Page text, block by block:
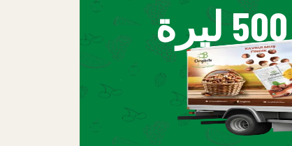
للمشتريات بقيمة 500 ليرة